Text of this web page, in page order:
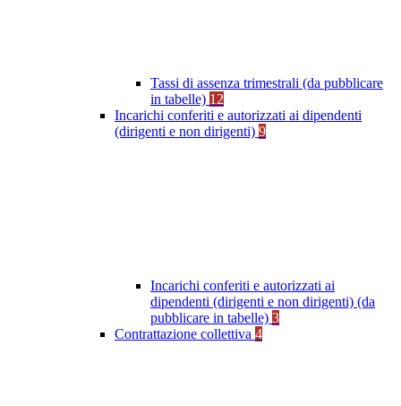
Tassi di assenza trimestrali (da pubblicare
in tabelle) 12
Incarichi conferiti e autorizzati ai dipendenti
(dirigenti e non dirigenti) 9
Incarichi conferiti e autorizzati ai
dipendenti (dirigenti e non dirigenti) (da
pubblicare in tabelle) 3
Contrattazione collettiva 4